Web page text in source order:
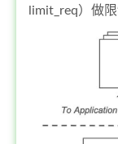
limit_req）做限